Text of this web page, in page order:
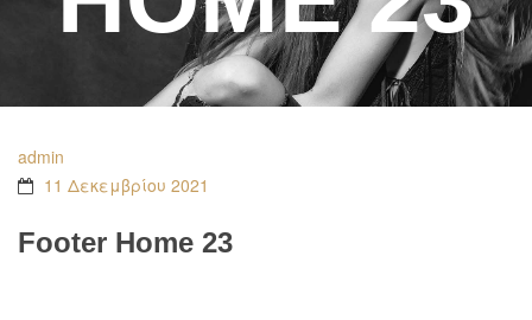
admin
11 Δεκεμβρίου 2021
Footer Home 23